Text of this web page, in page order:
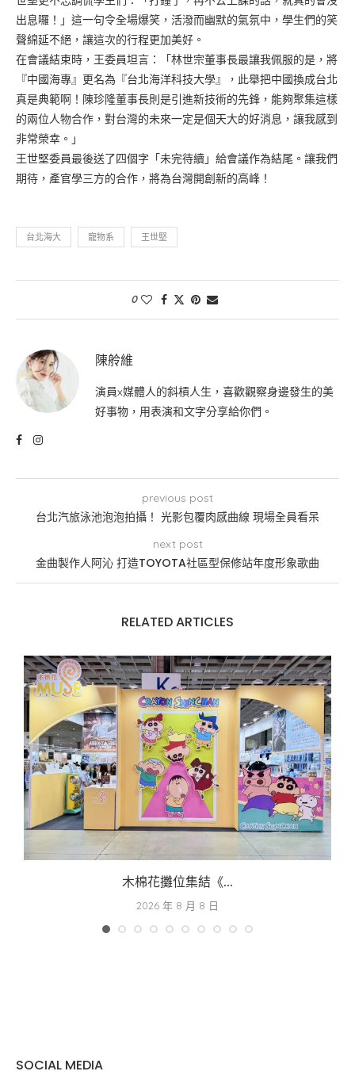
出息囉！」這一句令全場爆笑，活潑而幽默的氣氛中，學生們的笑
聲綿延不絕，讓這次的行程更加美好。
在會議結束時，王委員坦言：「林世宗董事長最讓我佩服的是，將
『中國海專』更名為『台北海洋科技大學』，此舉把中國換成台北
真是典範啊！陳珍隆董事長則是引進新技術的先鋒，能夠聚集這樣
的兩位人物合作，對台灣的未來一定是個天大的好消息，讓我感到
非常榮幸。」
王世堅委員最後送了四個字「未完待續」給會議作為結尾。讓我們
期待，產官學三方的合作，將為台灣開創新的高峰！
台北海大 寵物系 王世堅
0
陳舲維
演員x媒體人的斜槓人生，喜歡觀察身邊發生的美
好事物，用表演和文字分享給你們。
previous post
台北汽旅泳池泡泡拍攝！ 光影包覆肉感曲線 現場全員看呆
next post
金曲製作人阿沁 打造TOYOTA社區型保修站年度形象歌曲
RELATED ARTICLES
木棉花攤位集結《...
2026 年 8 月 8 日
SOCIAL MEDIA